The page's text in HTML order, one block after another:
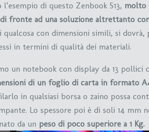
l’esempio di questo Zenbook S13, molto
fronte ad una soluzione altrettanto
con dimensioni simili, si dovrà,
in termini di qualità dei materiali.
un notebook con display da 13 pollici
di un foglio di carta in formato
in qualsiasi borsa o zaino possa
Lo spessore poi è di soli 14
da un peso di poco superiore a 1 Kg.